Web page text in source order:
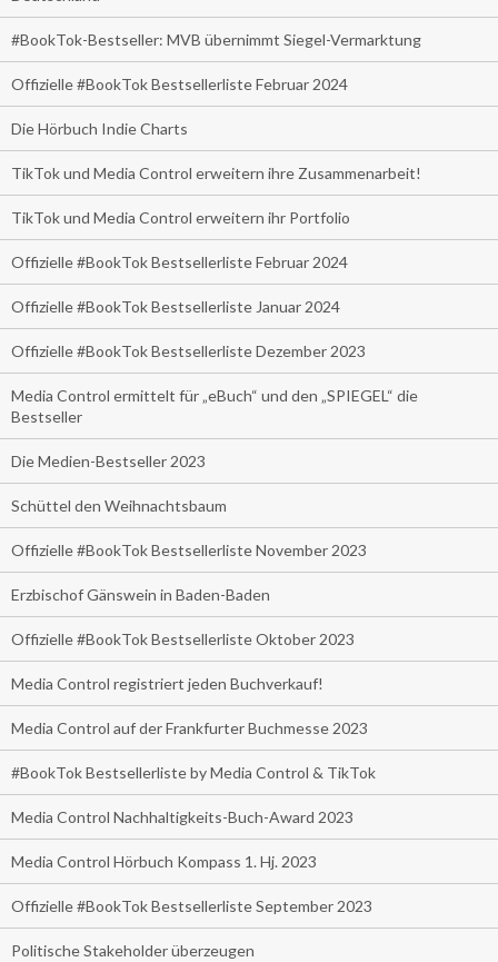
#BookTok-Bestseller: MVB übernimmt Siegel-Vermarktung
Offizielle #BookTok Bestsellerliste Februar 2024
Die Hörbuch Indie Charts
TikTok und Media Control erweitern ihre Zusammenarbeit!
TikTok und Media Control erweitern ihr Portfolio
Offizielle #BookTok Bestsellerliste Februar 2024
Offizielle #BookTok Bestsellerliste Januar 2024
Offizielle #BookTok Bestsellerliste Dezember 2023
Media Control ermittelt für „eBuch“ und den „SPIEGEL“ die
Bestseller
Die Medien-Bestseller 2023
Schüttel den Weihnachtsbaum
Offizielle #BookTok Bestsellerliste November 2023
Erzbischof Gänswein in Baden-Baden
Offizielle #BookTok Bestsellerliste Oktober 2023
Media Control registriert jeden Buchverkauf!
Media Control auf der Frankfurter Buchmesse 2023
#BookTok Bestsellerliste by Media Control & TikTok
Media Control Nachhaltigkeits-Buch-Award 2023
Media Control Hörbuch Kompass 1. Hj. 2023
Offizielle #BookTok Bestsellerliste September 2023
Politische Stakeholder überzeugen